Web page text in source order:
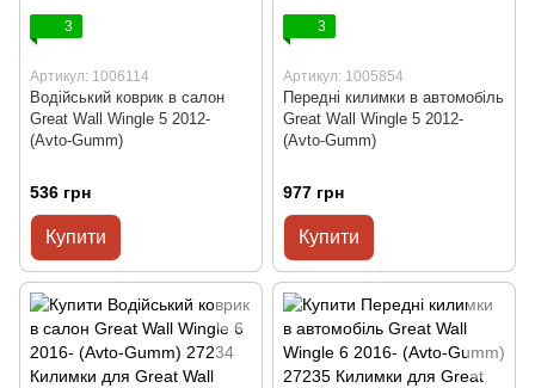
3
Артикул: 1006114
Водійський коврик в салон
Great Wall Wingle 5 2012-
(Avto-Gumm)
536 грн
Купити
3
Артикул: 1005854
Передні килимки в автомобіль
Great Wall Wingle 5 2012-
(Avto-Gumm)
977 грн
Купити